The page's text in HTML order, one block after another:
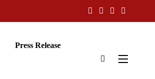
Press Release